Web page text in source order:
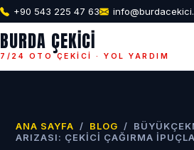
+90 543 225 47 63
BURDA ÇEKICI
7/24 OTO ÇEKICI · YOL YARDIM
ANA SAYFA / BLOG /
ARIZASI: ÇEKICI ÇAĞIRMA